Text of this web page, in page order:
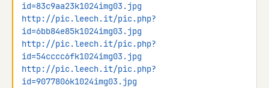
id=83c9aa23k1024img03.jpg
http://pic.leech.it/pic.php?
id=6bb84e85k1024img03.jpg
http://pic.leech.it/pic.php?
id=54cccc6fk1024img03.jpg
http://pic.leech.it/pic.php?
id=9077806k1024img03.jpg